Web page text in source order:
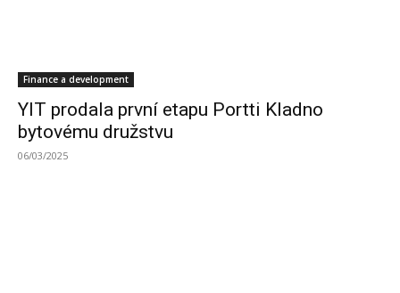
Finance a development
YIT prodala první etapu Portti Kladno
bytovému družstvu
06/03/2025